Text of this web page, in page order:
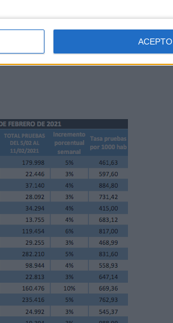
ACEPTO
al Ministerio de Sanidad que,
diagnósticas.